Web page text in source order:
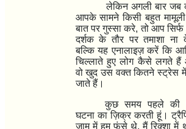
लेकिन अगली बार जब
आपके सामने किसी बहुत
बात पर गुस्सा करे,तो आप
दर्शक के तौर पर तमाशा ना
बल्कि यह एनालाइज़ करें कि
चिल्लाते हुए लोग कैसे लगते हैं
वो खुद उस वक्त कितने स्ट्रेस
जाते हैं।
कुछ समय पहले की
घटना का ज़िक्र करती हूं।
जाम में हम फंसे थे,मैं रिक्शा में